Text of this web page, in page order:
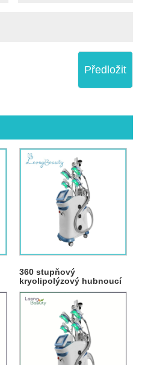
Předložit
360 stupňový
kryolipolýzový hubnoucí
stroj